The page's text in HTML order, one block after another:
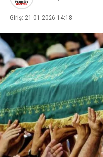
Giriş: 21-01-2026 14:18